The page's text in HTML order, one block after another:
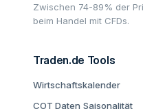
Zwischen 74-89% der
beim Handel mit CFDs.
Traden.de Tools
Wirtschaftskalender
COT Daten Saisonalität